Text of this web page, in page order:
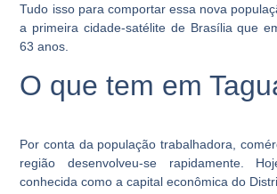
Tudo isso para comportar essa nova
a primeira cidade-satélite de Brasília que
63 anos.
O que tem em
Por conta da população trabalhadora,
região desenvolveu-se rapidamente.
conhecida como a capital econômica do